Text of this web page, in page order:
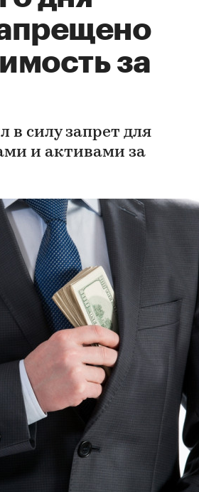
за
в силу запрет для
и активами за